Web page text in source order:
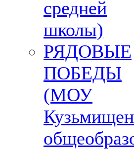
средней
школы)
РЯДОВЫЕ
ПОБЕДЫ
(МОУ